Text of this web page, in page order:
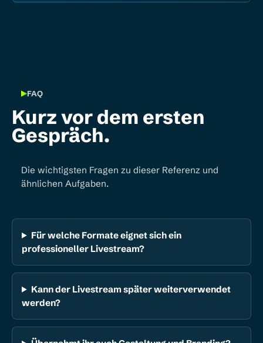
FAQ
Kurz vor dem ersten
Gespräch.
Die wichtigsten Fragen zu dieser Referenz und
ähnlichen Aufgaben.
Für welche Formate eignet sich ein
professioneller Livestream?
Kann der Livestream später weiterverwendet
werden?